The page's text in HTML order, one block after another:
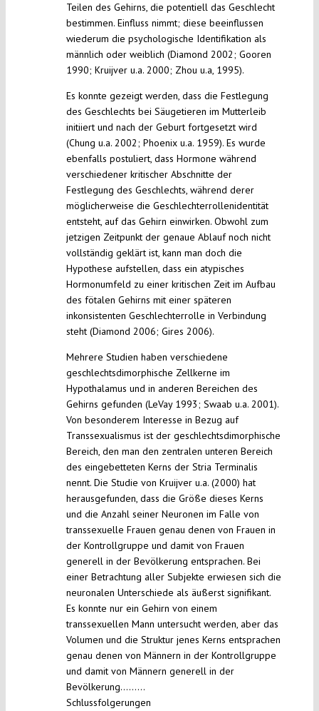
Teilen des Gehirns, die potentiell das Geschlecht
bestimmen. Einfluss nimmt; diese beeinflussen
wiederum die psychologische Identifikation als
männlich oder weiblich (Diamond 2002; Gooren
1990; Kruijver u.a. 2000; Zhou u.a, 1995).
Es konnte gezeigt werden, dass die Festlegung
des Geschlechts bei Säugetieren im Mutterleib
initiiert und nach der Geburt fortgesetzt wird
(Chung u.a. 2002; Phoenix u.a. 1959). Es wurde
ebenfalls postuliert, dass Hormone während
verschiedener kritischer Abschnitte der
Festlegung des Geschlechts, während derer
möglicherweise die Geschlechterrollenidentität
entsteht, auf das Gehirn einwirken. Obwohl zum
jetzigen Zeitpunkt der genaue Ablauf noch nicht
vollständig geklärt ist, kann man doch die
Hypothese aufstellen, dass ein atypisches
Hormonumfeld zu einer kritischen Zeit im Aufbau
des fötalen Gehirns mit einer späteren
inkonsistenten Geschlechterrolle in Verbindung
steht (Diamond 2006; Gires 2006).
Mehrere Studien haben verschiedene
geschlechtsdimorphische Zellkerne im
Hypothalamus und in anderen Bereichen des
Gehirns gefunden (LeVay 1993; Swaab u.a. 2001).
Von besonderem Interesse in Bezug auf
Transsexualismus ist der geschlechtsdimorphische
Bereich, den man den zentralen unteren Bereich
des eingebetteten Kerns der Stria Terminalis
nennt. Die Studie von Kruijver u.a. (2000) hat
herausgefunden, dass die Größe dieses Kerns
und die Anzahl seiner Neuronen im Falle von
transsexuelle Frauen genau denen von Frauen in
der Kontrollgruppe und damit von Frauen
generell in der Bevölkerung entsprachen. Bei
einer Betrachtung aller Subjekte erwiesen sich die
neuronalen Unterschiede als äußerst signifikant.
Es konnte nur ein Gehirn von einem
transsexuellen Mann untersucht werden, aber das
Volumen und die Struktur jenes Kerns entsprachen
genau denen von Männern in der Kontrollgruppe
und damit von Männern generell in der
Bevölkerung………
Schlussfolgerungen